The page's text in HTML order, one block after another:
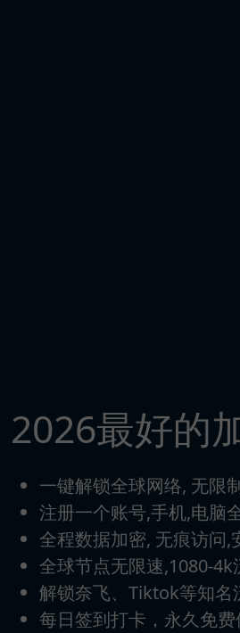
2026最好的
一键解锁全球网络, 无限
注册一个账号,手机,电脑
全程数据加密, 无痕访问,
全球节点无限速,1080-4k
解锁奈飞、Tiktok等知名
每日签到打卡，永久免费